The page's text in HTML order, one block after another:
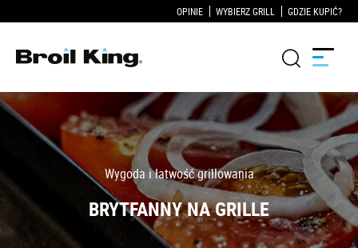
OPINIE WYBIERZ GRILL GDZIE KUPIĆ?
Grille
KUCHNIE OGRODOWE
Akcesoria do grillowania
Wygoda i łatwość grillowania